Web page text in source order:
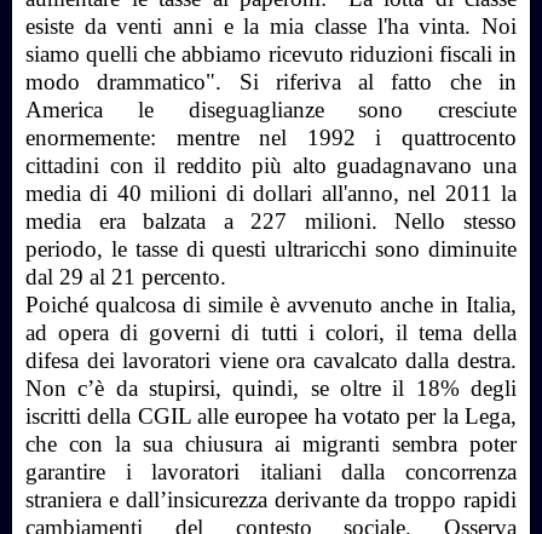
esiste da venti anni e la mia classe l'ha vinta. Noi
siamo quelli che abbiamo ricevuto riduzioni fiscali in
modo drammatico". Si riferiva al fatto che in
America le diseguaglianze sono cresciute
enormemente: mentre nel 1992 i quattrocento
cittadini con il reddito più alto guadagnavano una
media di 40 milioni di dollari all'anno, nel 2011 la
media era balzata a 227 milioni. Nello stesso
periodo, le tasse di questi ultraricchi sono diminuite
dal 29 al 21 percento.
Poiché qualcosa di simile è avvenuto anche in Italia,
ad opera di governi di tutti i colori, il tema della
difesa dei lavoratori viene ora cavalcato dalla destra.
Non c’è da stupirsi, quindi, se oltre il 18% degli
iscritti della CGIL alle europee ha votato per la Lega,
che con la sua chiusura ai migranti sembra poter
garantire i lavoratori italiani dalla concorrenza
straniera e dall’insicurezza derivante da troppo rapidi
cambiamenti del contesto sociale. Osserva